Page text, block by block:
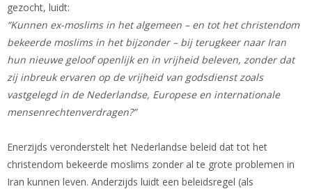
gezocht, luidt:
“Kunnen ex-moslims in het algemeen – en tot het christendom
bekeerde moslims in het bijzonder – bij terugkeer naar Iran
hun nieuwe geloof openlijk en in vrijheid beleven, zonder dat
zij inbreuk ervaren op de vrijheid van godsdienst zoals
vastgelegd in de Nederlandse, Europese en internationale
mensenrechtenverdragen?”
Enerzijds veronderstelt het Nederlandse beleid dat tot het
christendom bekeerde moslims zonder al te grote problemen in
Iran kunnen leven. Anderzijds luidt een beleidsregel (als